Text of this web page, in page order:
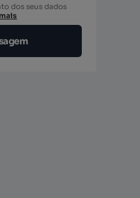
dos seus dados
mais